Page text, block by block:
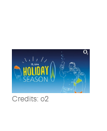
Credits: o2